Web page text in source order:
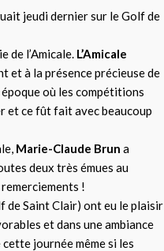
jeudi dernier sur le Golf de
de l’Amicale. L’Amicale
et à la présence précieuse de
où les compétitions
et ce fût fait avec beaucoup
Marie-Claude Brun a
deux très émues au
!
de Saint Clair) ont eu le plaisir
et dans une ambiance
journée même si les